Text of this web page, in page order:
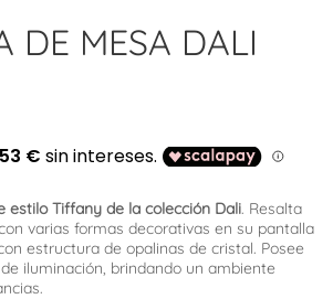
DE MESA DALI
estilo Tiffany de la colección Dali. Resalta
varias formas decorativas en su pantalla
estructura de opalinas de cristal. Posee
iluminación, brindando un ambiente